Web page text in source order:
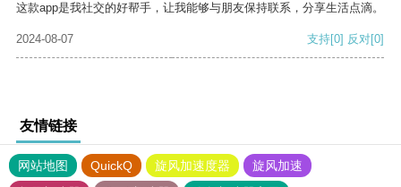
这款app是我社交的好帮手，让我能够与朋友保持联系，分享生活点滴。
2024-08-07 支持[0] 反对[0]
友情链接
网站地图 QuickQ 旋风加速度器
旋风加速